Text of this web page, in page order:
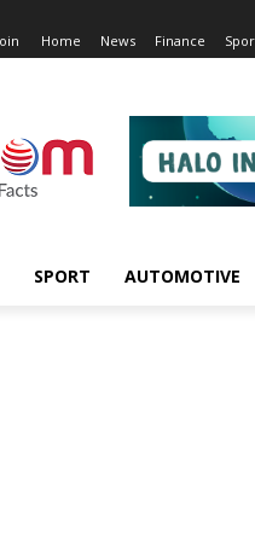
Home News Finance
SPORT AUTOMOTIVE